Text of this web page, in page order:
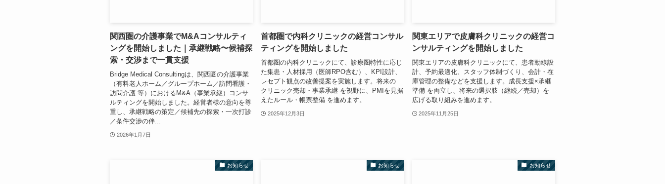
関西圏の介護事業でM&Aコンサルティ
ングを開始しました｜承継戦略〜候補探
索・交渉まで一貫支援
Bridge Medical Consultingは、関西圏の介護事業
（有料老人ホーム／グループホーム／訪問看護・
訪問介護 等）におけるM&A（事業承継）コンサ
ルティングを開始しました。経営者様の意向を尊
重し、承継戦略の策定／候補先の探索・一次打診
／条件交渉の伴...
2026年1月7日
首都圏で内科クリニックの経営コンサル
ティングを開始しました
首都圏の内科クリニックにて、診療圏特性に応じ
た集患・人材採用（医師RPO含む）、KPI設計、
レセプト観点の改善提案を実施します。将来の
クリニック売却・事業承継 を視野に、PMIを見据
えたルール・帳票整備 を進めます。
2025年12月3日
関東エリアで皮膚科クリニックの経営コ
ンサルティングを開始しました
関東エリアの皮膚科クリニックにて、患者動線設
計、予約最適化、スタッフ体制づくり、会計・在
庫管理の整備などを支援します。成長支援×承継
準備 を両立し、将来の選択肢（継続／売却）を
広げる取り組みを進めます。
2025年11月25日
お知らせ お知らせ お知らせ